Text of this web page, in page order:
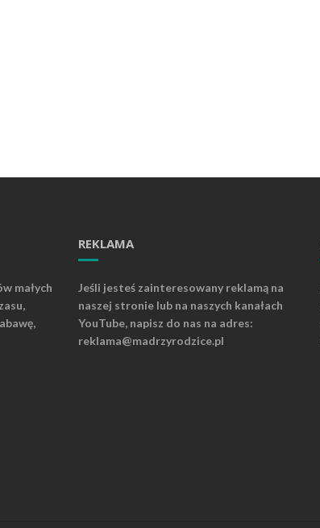
małych
REKLAMA
Jeśli jesteś zainteresowany reklamą na
naszej stronie lub na naszych kanałach
YouTube, napisz do nas na adres:
reklama@madrzyrodzice.pl